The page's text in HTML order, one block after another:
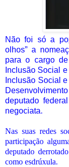
Não foi só a
olhos” a
para o cargo
Inclusão Social
Inclusão Social
deputado
negociata.
Nas suas redes
participação
deputado
como esdrúxula.